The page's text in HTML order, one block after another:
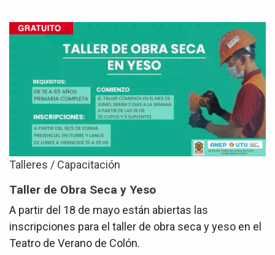
Talleres / Capacitación
Taller de Obra Seca y Yeso
A partir del 18 de mayo están abiertas las
inscripciones para el taller de obra seca y yeso en el
Teatro de Verano de Colón.